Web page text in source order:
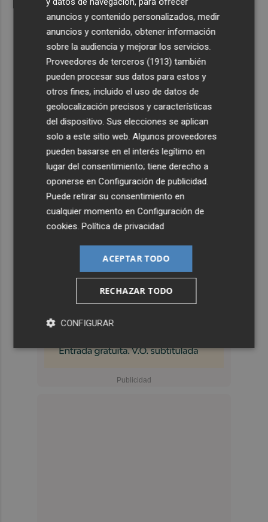
anuncios y contenido personalizados, medir
anuncios y contenido, obtener información
sobre la audiencia y mejorar los servicios.
Proveedores de terceros (1913) también
pueden procesar sus datos para estos y
otros fines, incluido el uso de datos de
geolocalización precisos y características
del dispositivo. Sus elecciones se aplican
solo a este sitio web. Algunos proveedores
pueden basarse en el interés legítimo en
lugar del consentimiento; tiene derecho a
oponerse enConfiguración de publicidad
Puede retirar su consentimiento en
cualquier momento enConfiguración de
cookies .Política de privacidad
ACEPTAR TODO
RECHAZAR TODO
CONFIGURAR